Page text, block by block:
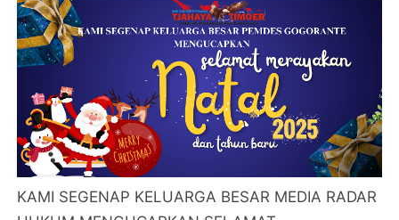
KAMI SEGENAP KELUARGA BESAR MEDIA RADAR